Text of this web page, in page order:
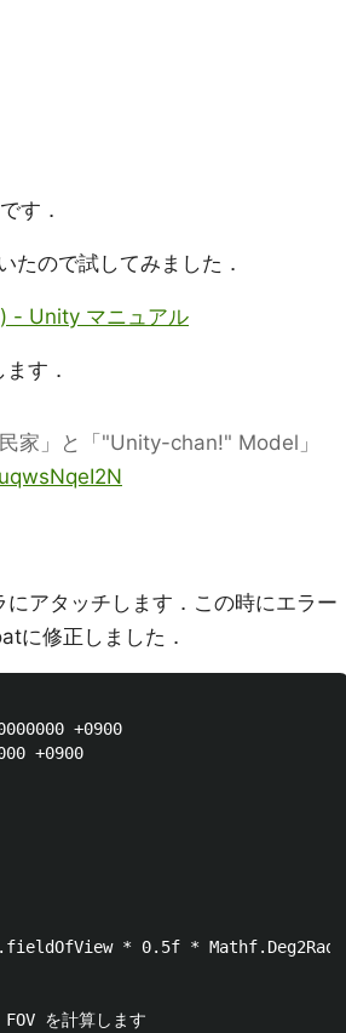
す．
たので試してみました．
- Unity マニュアル
す．
家」と「"Unity-chan!" Model」
アタッチします．この時にエラー
に修正しました．
* 0.5f * Mathf.Deg2Rad);
FOV を計算します